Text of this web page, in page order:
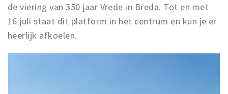
de viering van 350 jaar Vrede in Breda. Tot en met
16 juli staat dit platform in het centrum en kun je er
heerlijk afkoelen.